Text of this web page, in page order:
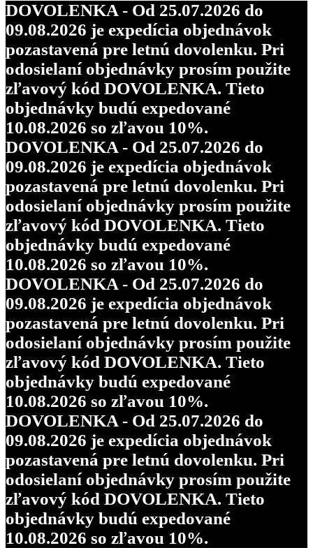
DOVOLENKA - Od 25.07.2026 do
09.08.2026 je expedícia objednávok
pozastavená pre letnú dovolenku. Pri
odosielaní objednávky prosím použite
zľavový kód DOVOLENKA. Tieto
objednávky budú expedované
10.08.2026 so zľavou 10%.
DOVOLENKA - Od 25.07.2026 do
09.08.2026 je expedícia objednávok
pozastavená pre letnú dovolenku. Pri
odosielaní objednávky prosím použite
zľavový kód DOVOLENKA. Tieto
objednávky budú expedované
10.08.2026 so zľavou 10%.
DOVOLENKA - Od 25.07.2026 do
09.08.2026 je expedícia objednávok
pozastavená pre letnú dovolenku. Pri
odosielaní objednávky prosím použite
zľavový kód DOVOLENKA. Tieto
objednávky budú expedované
10.08.2026 so zľavou 10%.
DOVOLENKA - Od 25.07.2026 do
09.08.2026 je expedícia objednávok
pozastavená pre letnú dovolenku. Pri
odosielaní objednávky prosím použite
zľavový kód DOVOLENKA. Tieto
objednávky budú expedované
10.08.2026 so zľavou 10%.